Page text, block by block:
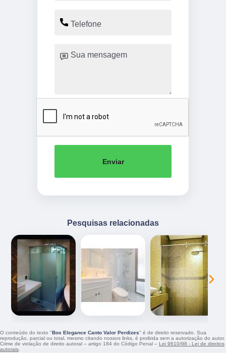
Enviar
Pesquisas relacionadas
‹ ›
O conteúdo do texto "Box Elegance Canto Valor Perdizes" é de direito reservado. Sua
reprodução, parcial ou total, mesmo citando nossos links, é proibida sem a autorização do autor.
Crime de violação de direito autoral – artigo 184 do Código Penal – Lei 9610/98 - Lei de direitos
autorais